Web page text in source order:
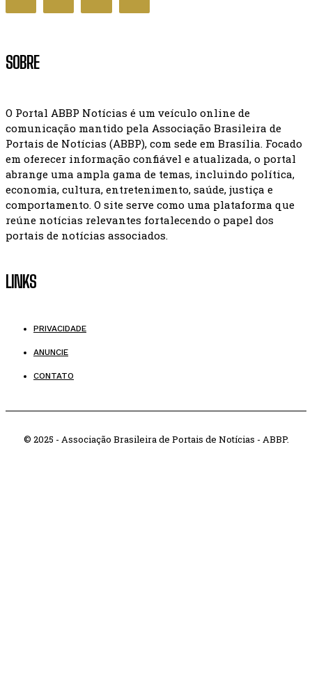
SOBRE
O Portal ABBP Notícias é um veículo online de
comunicação mantido pela Associação Brasileira de
Portais de Notícias (ABBP), com sede em Brasília. Focado
em oferecer informação confiável e atualizada, o portal
abrange uma ampla gama de temas, incluindo política,
economia, cultura, entretenimento, saúde, justiça e
comportamento. O site serve como uma plataforma que
reúne notícias relevantes fortalecendo o papel dos
portais de notícias associados.
LINKS
PRIVACIDADE
ANUNCIE
CONTATO
© 2025 - Associação Brasileira de Portais de Notícias - ABBP.